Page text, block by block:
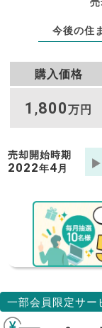
今後の住
購入価格
1 ,800万円
売却開始時期
2022年4月
一部会員限定サー